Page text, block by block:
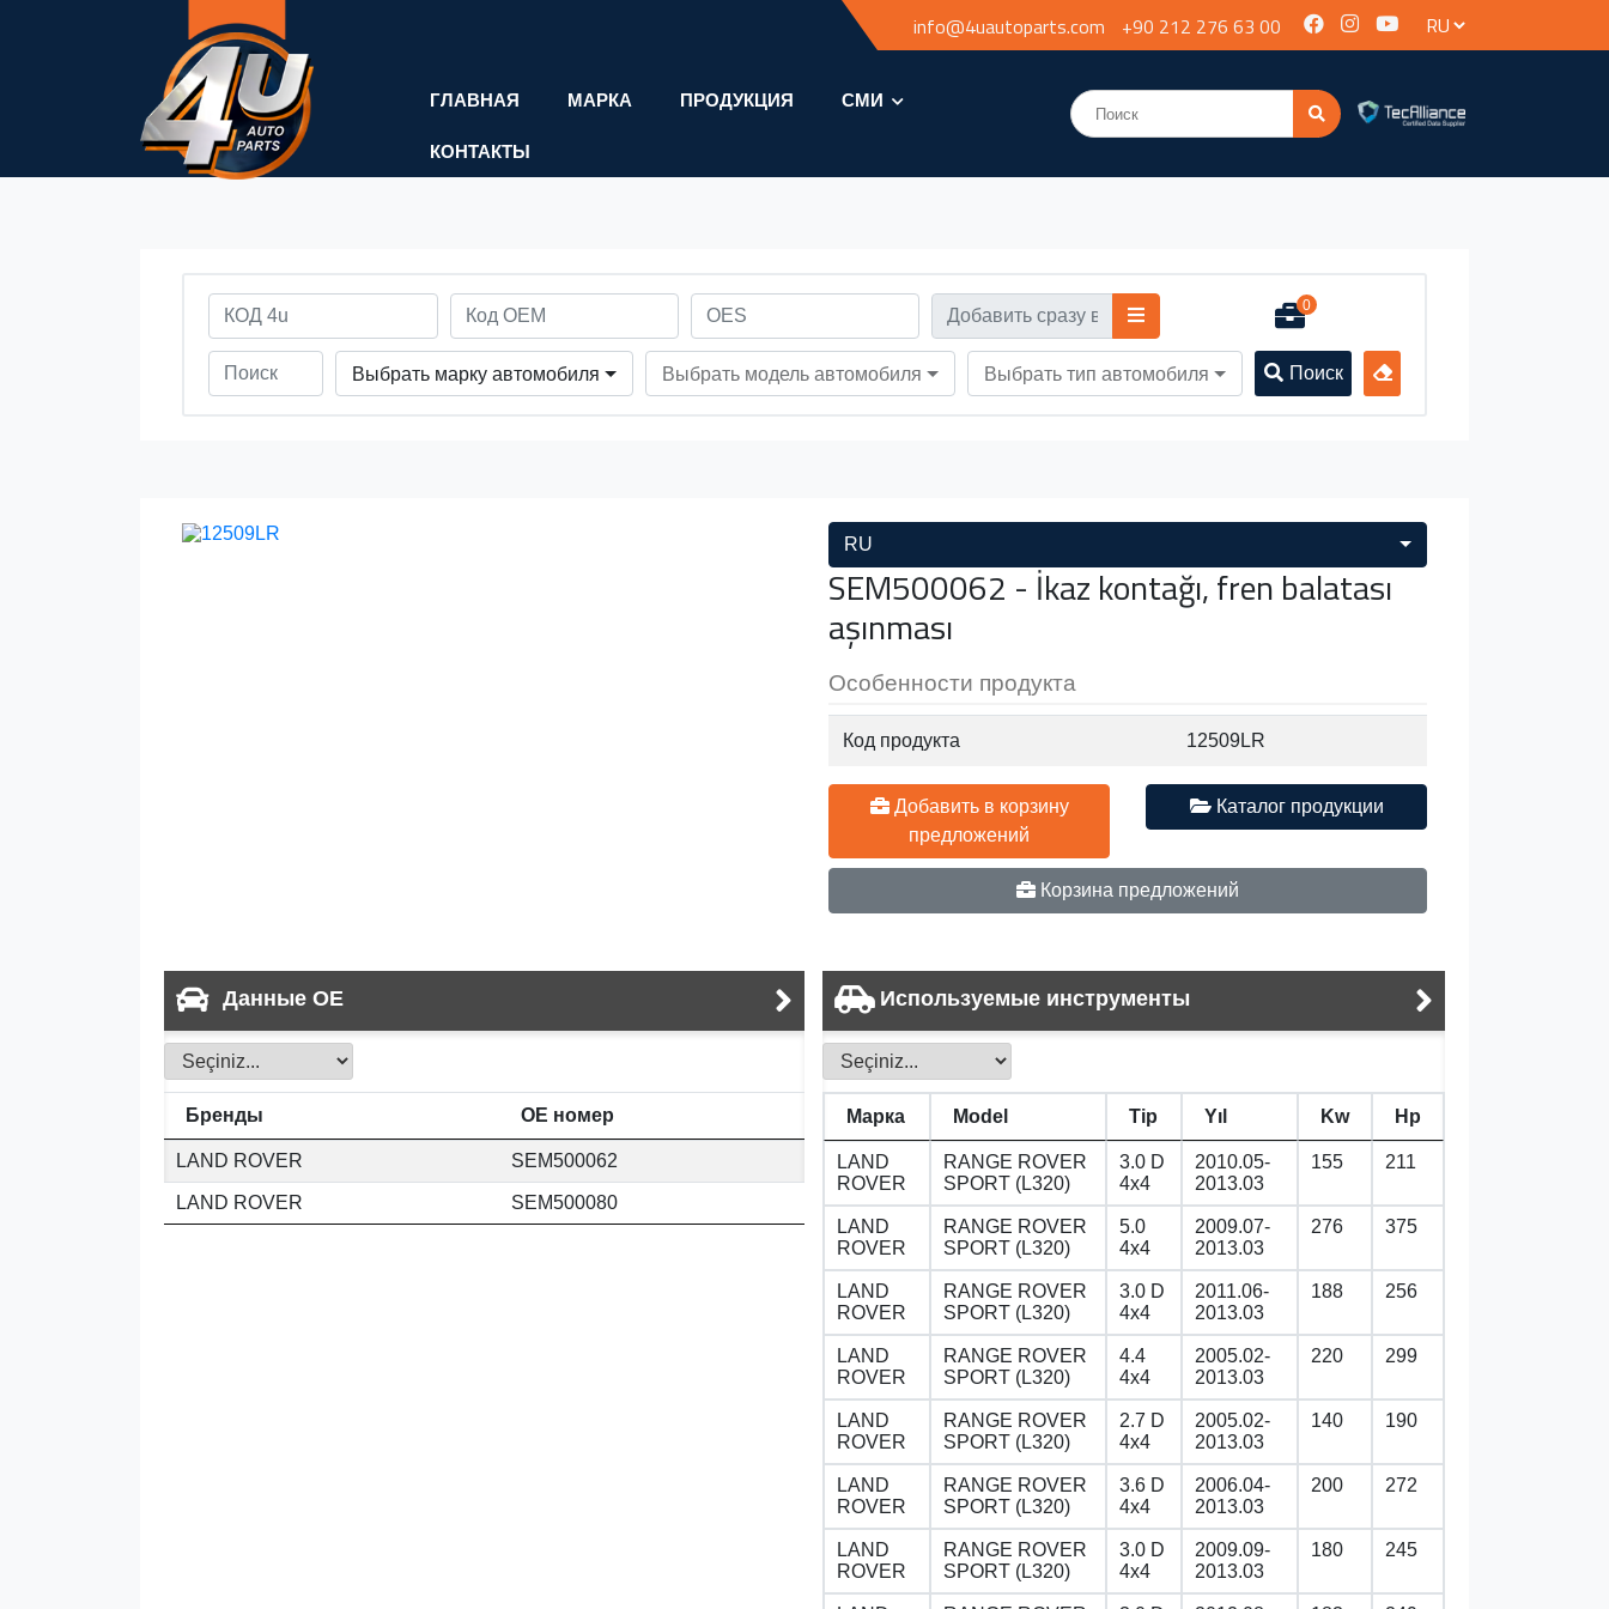
info@4uautoparts.com +90 212 276 63 00
ГЛАВНАЯ МАРКА ПРОДУКЦИЯ
СМИ
КОНТАКТЫ
0
Выбрать марку автомобиля Выбрать модель автомобиля Выбрать тип автомобиля Поиск
RU
SEM500062 - İkaz kontağı, fren balatası
aşınması
Особенности продукта
Код продукта 12509LR
Добавить в корзину
предложений
Каталог продукции
Корзина предложений
Данные OE
Бренды OE номер
LAND ROVER SEM500062
LAND ROVER SEM500080
Используемые инструменты
Марка Model Tip Yıl Kw Hp
LAND
ROVER
RANGE ROVER
SPORT (L320)
3.0 D
4x4
2010.05-
2013.03
155 211
LAND
ROVER
RANGE ROVER
SPORT (L320)
5.0
4x4
2009.07-
2013.03
276 375
LAND
ROVER
RANGE ROVER
SPORT (L320)
3.0 D
4x4
2011.06-
2013.03
188 256
LAND
ROVER
RANGE ROVER
SPORT (L320)
4.4
4x4
2005.02-
2013.03
220 299
LAND
ROVER
RANGE ROVER
SPORT (L320)
2.7 D
4x4
2005.02-
2013.03
140 190
LAND
ROVER
RANGE ROVER
SPORT (L320)
3.6 D
4x4
2006.04-
2013.03
200 272
LAND
ROVER
RANGE ROVER
SPORT (L320)
3.0 D
4x4
2009.09-
2013.03
180 245